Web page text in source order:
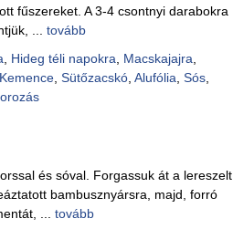
fűszereket. A 3-4 csontnyi darabokra
... tovább
Hideg téli napokra Macskajajra
Kemence, Sütőzacskó, Alufólia Sós,
és sóval. Forgassuk át a lereszelt
bambusznyársra, majd, forró
... tovább